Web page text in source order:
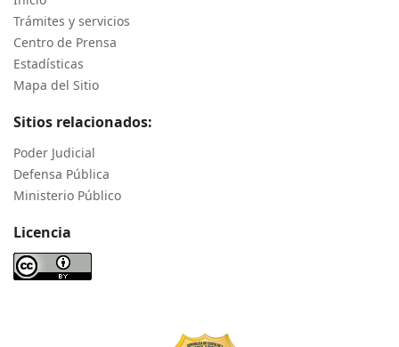
Trámites y servicios
Centro de Prensa
Estadísticas
Mapa del Sitio
Sitios relacionados:
Poder Judicial
Defensa Pública
Ministerio Público
Licencia